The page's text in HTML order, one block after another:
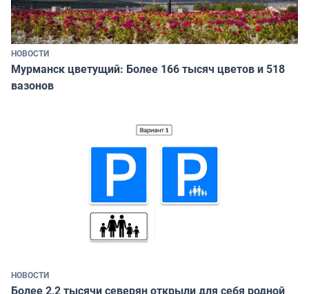
НОВОСТИ
Мурманск цветущий: Более 166 тысяч цветов и 518
вазонов
НОВОСТИ
Более 2,2 тысячи северян открыли для себя родной